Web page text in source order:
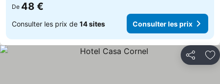
De 48 €
Consulter les prix de 14 sites Consulter les prix
Partager